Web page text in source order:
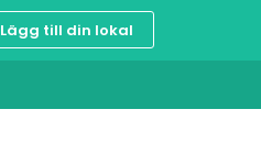
Lägg till din lokal